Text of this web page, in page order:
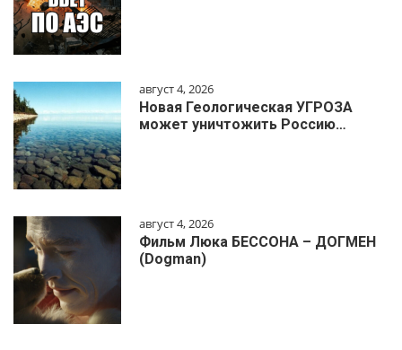
август 4, 2026
Новая Геологическая УГРОЗА
может уничтожить Россию…
август 4, 2026
Фильм Люка БЕССОНА – ДОГМЕН
(Dogman)